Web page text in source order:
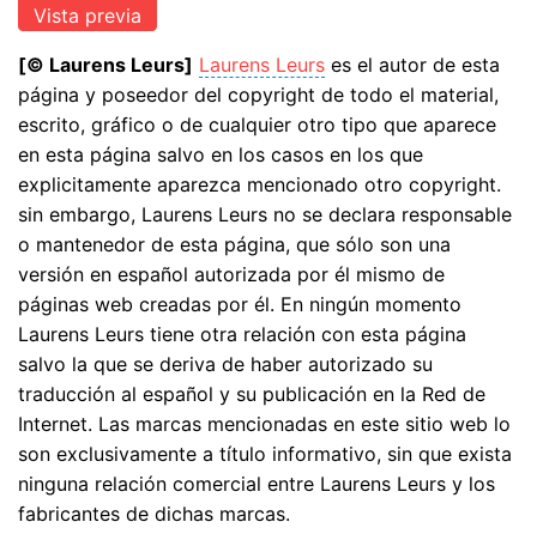
[© Laurens Leurs] Laurens Leurs es el autor de esta
página y poseedor del copyright de todo el material,
escrito, gráfico o de cualquier otro tipo que aparece
en esta página salvo en los casos en los que
explicitamente aparezca mencionado otro copyright.
sin embargo, Laurens Leurs no se declara responsable
o mantenedor de esta página, que sólo son una
versión en español autorizada por él mismo de
páginas web creadas por él. En ningún momento
Laurens Leurs tiene otra relación con esta página
salvo la que se deriva de haber autorizado su
traducción al español y su publicación en la Red de
Internet. Las marcas mencionadas en este sitio web lo
son exclusivamente a título informativo, sin que exista
ninguna relación comercial entre Laurens Leurs y los
fabricantes de dichas marcas.